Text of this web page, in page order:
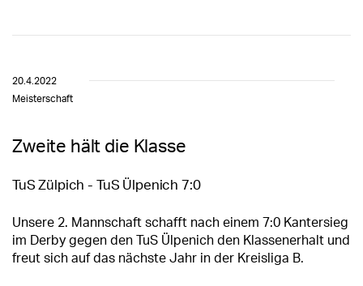
20.4.2022
Meisterschaft
Zweite hält die Klasse
TuS Zülpich - TuS Ülpenich 7:0
Unsere 2. Mannschaft schafft nach einem 7:0 Kantersieg
im Derby gegen den TuS Ülpenich den Klassenerhalt und
freut sich auf das nächste Jahr in der Kreisliga B.